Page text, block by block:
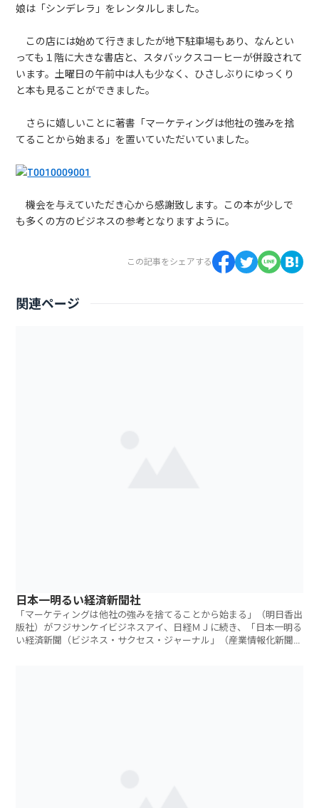
娘は「シンデレラ」をレンタルしました。
この店には始めて行きましたが地下駐車場もあり、なんとい
っても１階に大きな書店と、スタバックスコーヒーが併設されて
います。土曜日の午前中は人も少なく、ひさしぶりにゆっくり
と本も見ることができました。
さらに嬉しいことに著書「マーケティングは他社の強みを捨
てることから始まる」を置いていただいていました。
機会を与えていただき心から感謝致します。この本が少しで
も多くの方のビジネスの参考となりますように。
この記事をシェアする
関連ページ
日本一明るい経済新聞社
「マーケティングは他社の強みを捨てることから始まる」（明日香出
版社）がフジサンケイビジネスアイ、日経ＭＪに続き、「日本一明る
い経済新聞（ビジネス・サクセス・ジャーナル」（産業情報化新聞